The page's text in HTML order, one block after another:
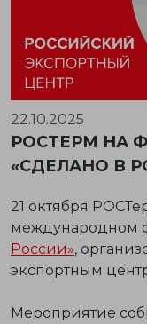
22.10.2025
РОСТЕРМ НА
«СДЕЛАНО В
21 октября
международном
России»,
экспортным
Мероприятие